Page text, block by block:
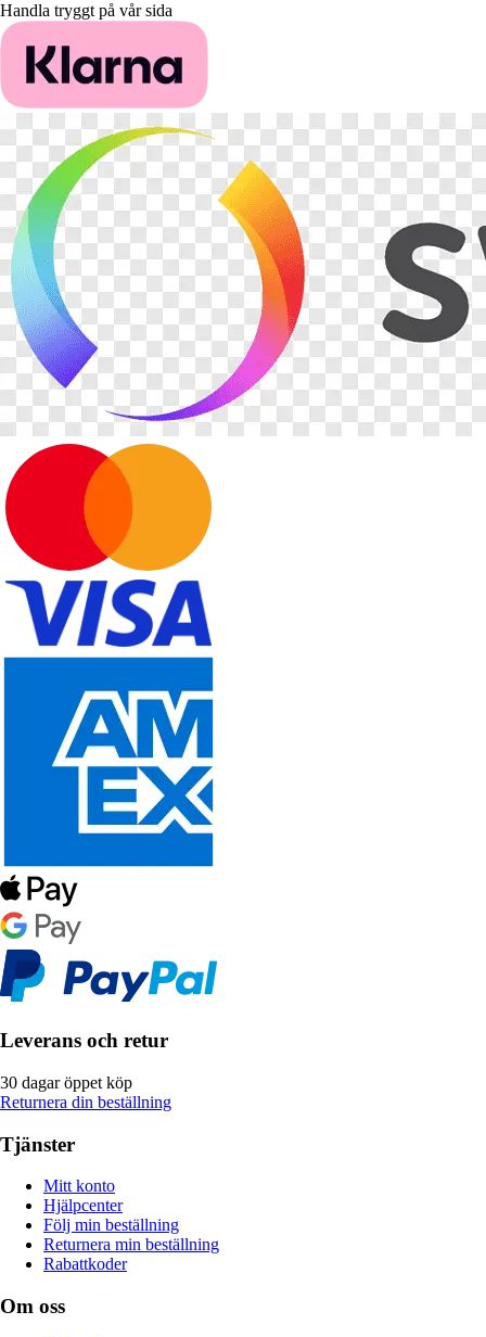
Handla tryggt på vår sida
Leverans och retur
30 dagar öppet köp
Returnera din beställning
Tjänster
Mitt konto
Hjälpcenter
Följ min beställning
Returnera min beställning
Rabattkoder
Om oss